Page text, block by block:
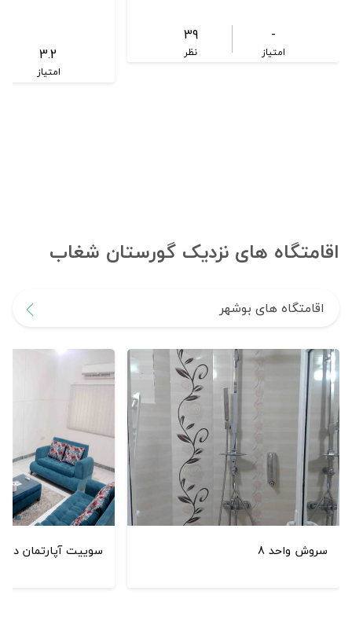
-
امتیاز
39
نظر 3.2
امتیاز
اقامتگاه های نزدیک گورستان شغاب
اقامتگاه های بوشهر
سروش واحد 8 سوییت آپارتمان دو